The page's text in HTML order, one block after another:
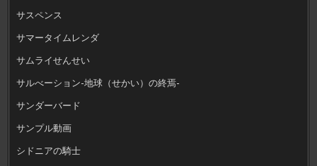
サスペンス
サマータイムレンダ
サムライせんせい
サルべーション-地球（せかい）の終焉-
サンダーバード
サンプル動画
シドニアの騎士